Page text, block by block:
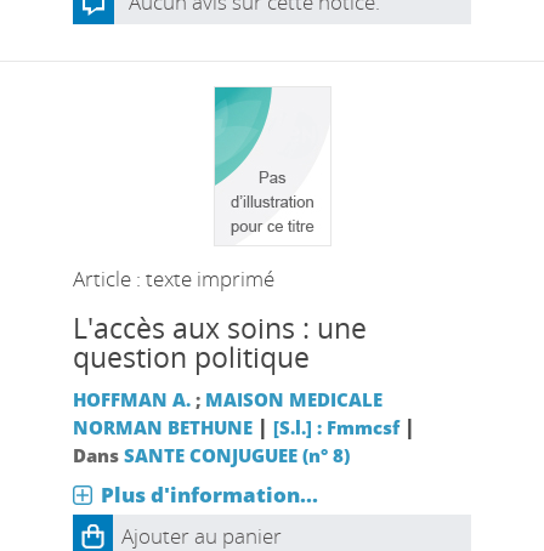
Article : texte imprimé
L'accès aux soins : une
question politique
HOFFMAN A.; MAISON MEDICALE
NORMAN BETHUNE | [S.l.] : Fmmcsf|
Dans SANTE CONJUGUEE (n° 8)
Plus d'information...
Ajouter au panier